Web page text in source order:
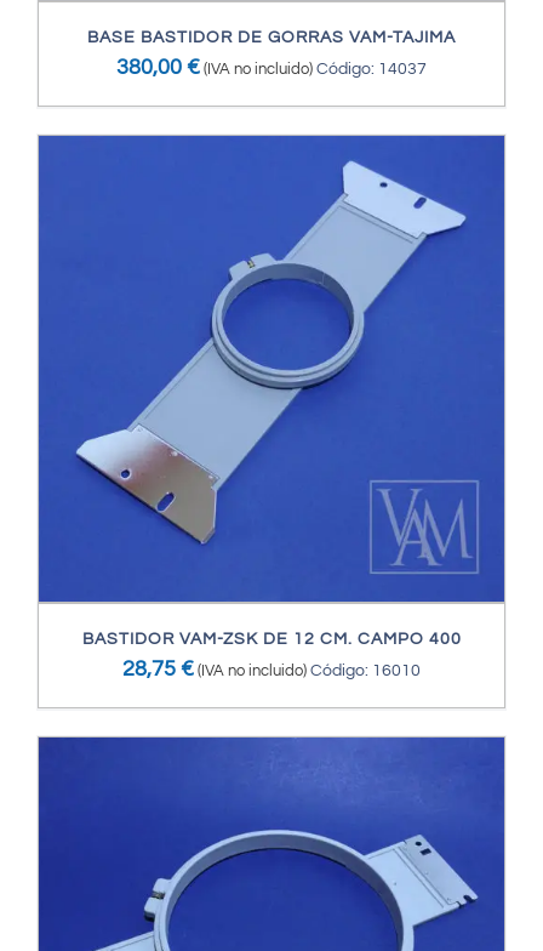
BASE BASTIDOR DE GORRAS VAM-TAJIMA
380,00 € (IVA no incluido) Código: 14037
BASTIDOR VAM-ZSK DE 12 CM. CAMPO 400
28,75 € (IVA no incluido) Código: 16010